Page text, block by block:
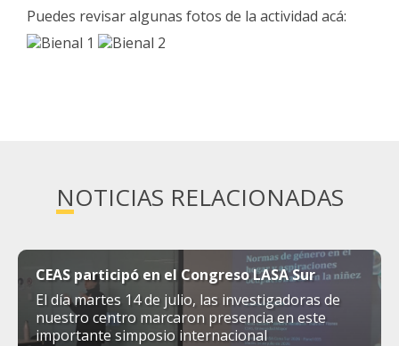
Puedes revisar algunas fotos de la actividad acá:
NOTICIAS RELACIONADAS
CEAS participó en el Congreso LASA Sur
El día martes 14 de julio, las investigadoras de
nuestro centro marcaron presencia en este
importante simposio internacional